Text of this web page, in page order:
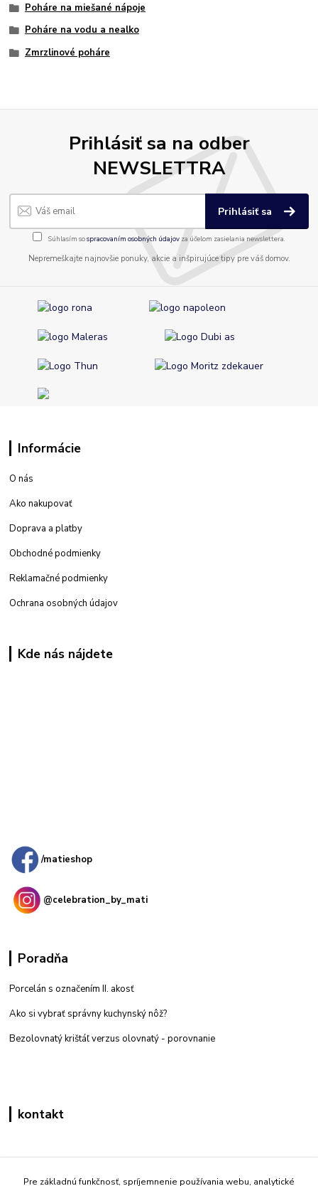
Poháre na miešané nápoje
Poháre na vodu a nealko
Zmrzlinové poháre
Prihlásiť sa na odber
NEWSLETTRA
Prihlásiť sa
Súhlasím sospracovaním osobných údajov za účelom zasielania newslettera.
Nepremeškajte najnovšie ponuky, akcie a inšpirujúce tipy pre váš domov.
Informácie
O nás
Ako nakupovať
Doprava a platby
Obchodné podmienky
Reklamačné podmienky
Ochrana osobných údajov
Kde nás nájdete
/matieshop
@celebration_by_mati
Poradňa
Porcelán s označením II. akosť
Ako si vybrať správny kuchynský nôž?
Bezolovnatý krištáľ verzus olovnatý - porovnanie
kontakt
+421 908 861 051
Pre základnú funkčnosť, spríjemnenie používania webu, analytické